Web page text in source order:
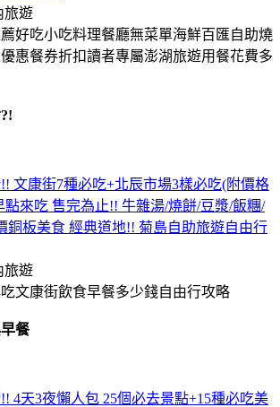
旅遊
!! 文康街7種必吃+北辰市場3樣必吃(附價格
點來吃 售完為止!! 牛雜湯/燒餅/豆漿/飯糰/
銅板美食 經典道地!! 菊島自助旅遊自由行
旅遊
餐
!! 4天3夜懶人包 25個必去景點+15種必吃美